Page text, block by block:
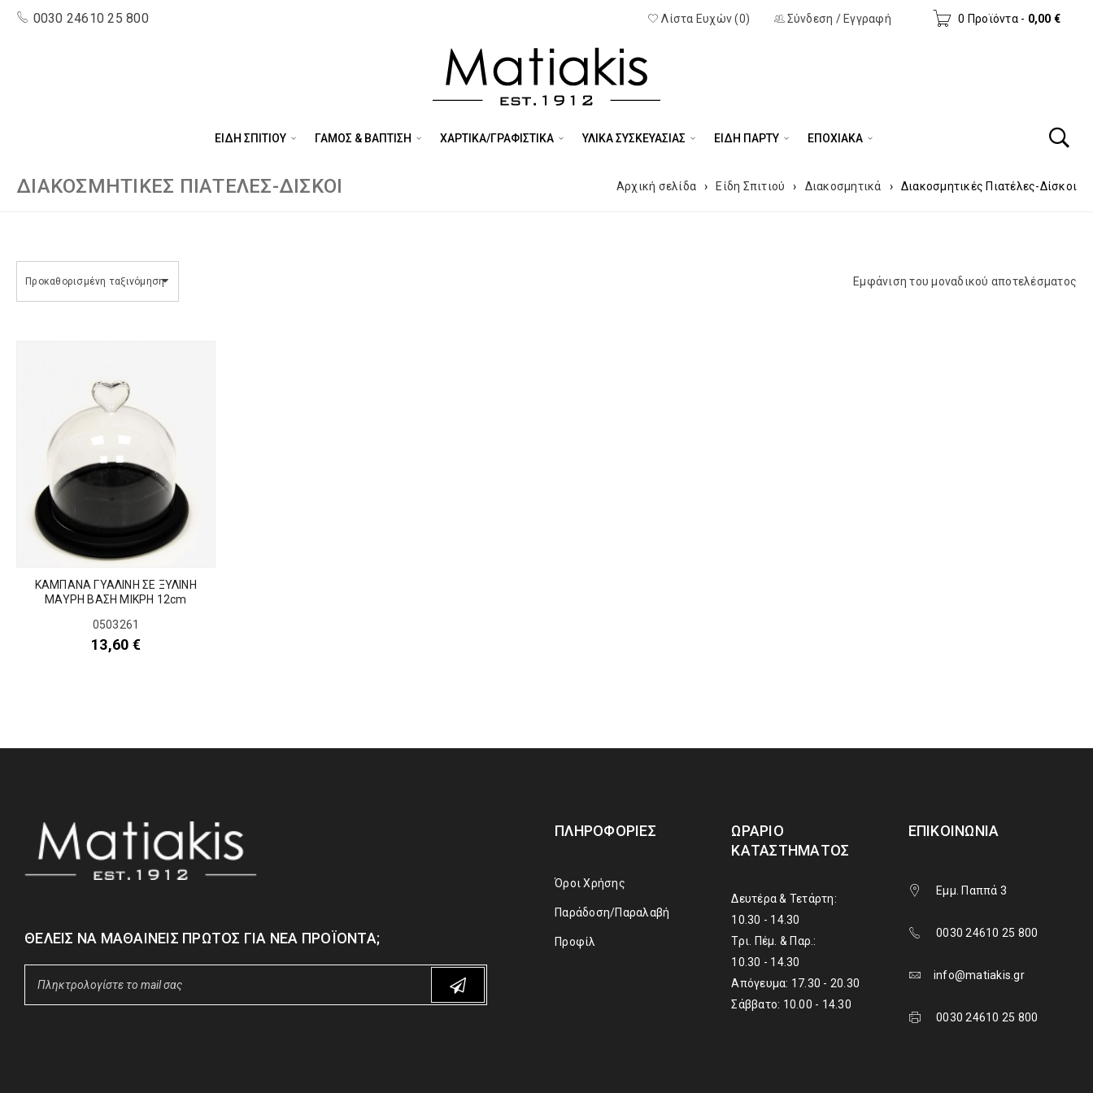
0030 24610 25 800 0 Προϊόντα - 0,00 €
Σύνδεση / Εγγραφή
Λίστα Ευχών (0)
ΕΙΔΗ ΣΠΙΤΙΟΥ ΓΑΜΟΣ & ΒΑΠΤΙΣΗ ΧΑΡΤΙΚΑ/ΓΡΑΦΙΣΤΙΚΑ ΥΛΙΚΑ ΣΥΣΚΕΥΑΣΙΑΣ ΕΊΔΗ ΠΆΡΤΥ ΕΠΟΧΙΑΚΑ
ΔΙΑΚΟΣΜΗΤΙΚΈΣ ΠΙΑΤΈΛΕΣ-ΔΊΣΚΟΙ Αρχική σελίδα › Είδη Σπιτιού › Διακοσμητικά › Διακοσμητικές Πιατέλες-Δίσκοι
Εμφάνιση του μοναδικού αποτελέσματος
Προκαθορισμένη ταξινόμηση
ΚΑΜΠΑΝΑ ΓΥΑΛΙΝΗ ΣΕ ΞΥΛΙΝΗ
ΜΑΥΡΗ ΒΑΣΗ ΜΙΚΡΗ 12cm
0503261
13,60 €
ΘΈΛΕΙΣ ΝΑ ΜΑΘΑΊΝΕΙΣ ΠΡΏΤΟΣ ΓΙΑ ΝΈΑ ΠΡΟΪΌΝΤΑ;
ΠΛΗΡΟΦΟΡΊΕΣ
Όροι Χρήσης
Παράδοση/Παραλαβή
Προφίλ
ΩΡΆΡΙΟ
ΚΑΤΑΣΤΉΜΑΤΟΣ
Δευτέρα & Τετάρτη:
10.30 - 14.30
Τρι. Πέμ. & Παρ.:
10.30 - 14.30
Απόγευμα: 17.30 - 20.30
Σάββατο: 10.00 - 14.30
ΕΠΙΚΟΙΝΩΝΊΑ
Εμμ. Παππά 3
0030 24610 25 800
info@matiakis.gr
0030 24610 25 800